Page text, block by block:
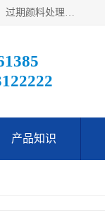
东莞市长安欧泰再生资源回收经营部经营各类废油：东莞UV光油回收、东莞环氧树脂回收、深圳化工颜料回收、过期颜料处理回收、废油漆渣处理回收、深圳废金属漆回收等。是经工商局注册的环保公司。公司主要供应：低价销售：翻蒸*等化工厡料等等。本公司为广东地区一家专业从事危险废物处理、化工危险品处理，化工废料回收，再生，生产与销售为一体的综合性企业，
产品知识